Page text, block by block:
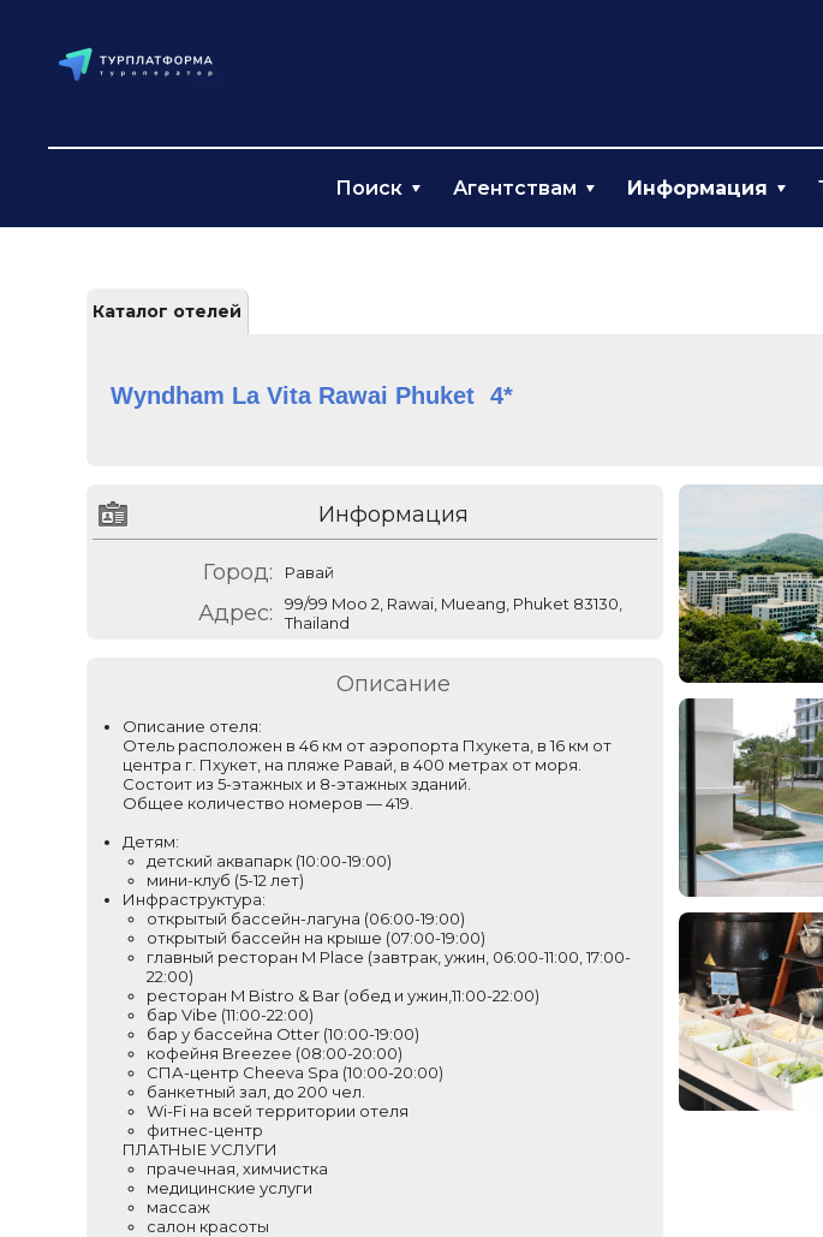
Поиск Агентствам Информация
Каталог отелей
Wyndham La Vita Rawai Phuket 4*
Информация
Город: Равай
Адрес:
99/99 Moo 2, Rawai, Mueang, Phuket 83130,
Thailand
Описание
Описание отеля:
Отель расположен в 46 км от аэропорта Пхукета, в 16 км от
центра г. Пхукет, на пляже Равай, в 400 метрах от моря.
Состоит из 5-этажных и 8-этажных зданий.
Общее количество номеров — 419.
Детям:
детский аквапарк (10:00-19:00)
мини-клуб (5-12 лет)
Инфраструктура:
открытый бассейн-лагуна (06:00-19:00)
открытый бассейн на крыше (07:00-19:00)
главный ресторан M Place (завтрак, ужин, 06:00-11:00, 17:00-
22:00)
ресторан M Bistro & Bar (обед и ужин,11:00-22:00)
бар Vibe (11:00-22:00)
бар у бассейна Otter (10:00-19:00)
кофейня Breezee (08:00-20:00)
СПА-центр Cheeva Spa (10:00-20:00)
банкетный зал, до 200 чел.
Wi-Fi на всей территории отеля
фитнес-центр
ПЛАТНЫЕ УСЛУГИ
прачечная, химчистка
медицинские услуги
массаж
салон красоты